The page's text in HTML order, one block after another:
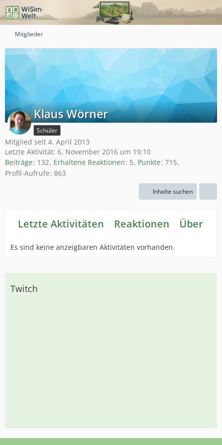
Mitglieder
Klaus Wörner
Schüler
Mitglied seit 4. April 2013
Letzte Aktivität: 6. November 2016 um 19:10
Beiträge 132 Erhaltene Reaktionen 5 Punkte 715
Profil-Aufrufe 863
Inhalte suchen
Letzte Aktivitäten Reaktionen Über
Es sind keine anzeigbaren Aktivitäten vorhanden.
Twitch